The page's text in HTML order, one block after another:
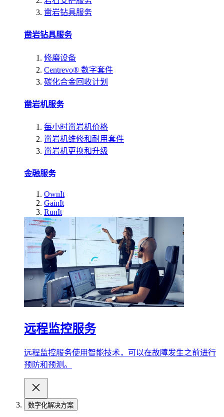
凿岩钻具服务
凿岩钻具服务
修磨设备
Centrevo® 数字套件
碳化合金回收计划
凿岩机服务
每小时凿岩机价格
凿岩机维修和耐用套件
凿岩机更换和升级
金融服务
OwnIt
GainIt
RunIt
远程监控服务
远程监控服务使用智能技术，可以在故障发生之前进行
预防和预测。
数字化解决方案